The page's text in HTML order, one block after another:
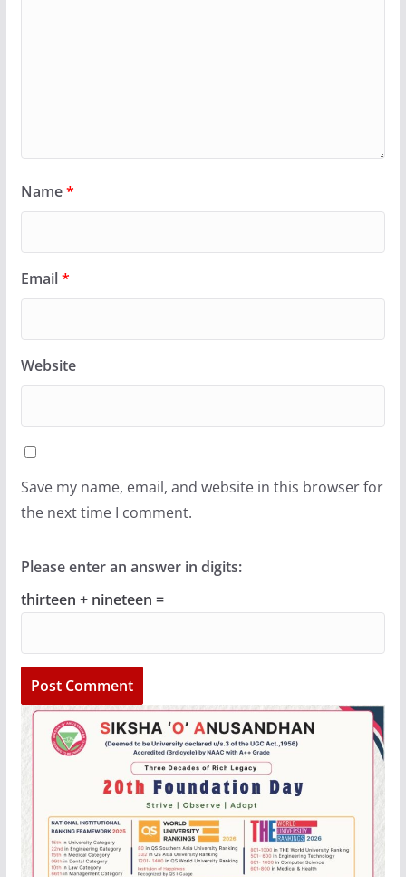
Name*
Email*
Website
Save my name, email, and website in this browser for
the next time I comment.
Please enter an answer in digits:
thirteen + nineteen =